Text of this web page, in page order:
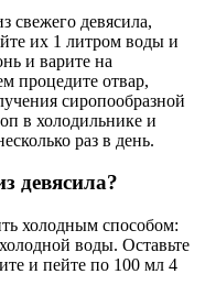
свежего девясила,
их 1 литром воды и
и варите на
процедите отвар,
сиропообразной
в холодильнике и
раз в день.
девясила?
холодным способом:
воды. Оставьте
и пейте по 100 мл 4